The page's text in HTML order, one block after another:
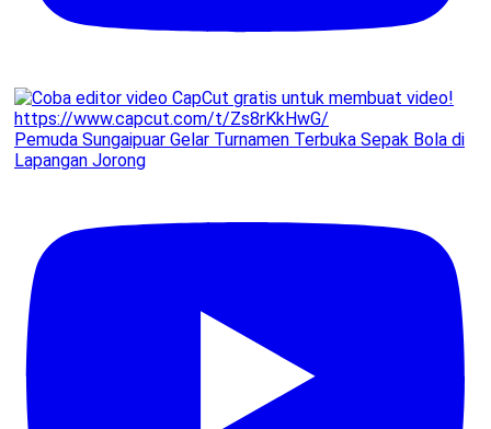
Pemuda Sungaipuar Gelar Turnamen Terbuka Sepak Bola di
Lapangan Jorong